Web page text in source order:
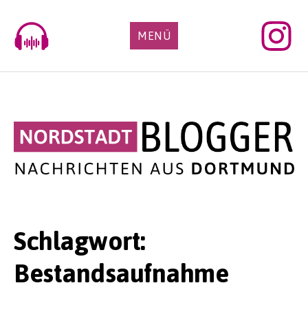
content
MENÜ
Schlagwort:
Bestandsaufnahme